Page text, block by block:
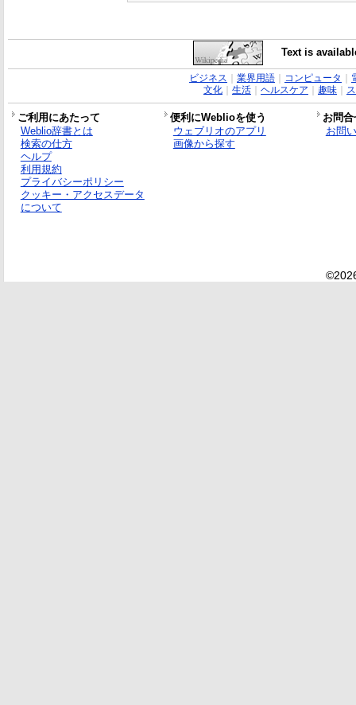
Text is
ビジネス 業界用語｜ コンピュータ
文化｜ 生活｜ ヘルスケア 趣味｜
ご利用にあたって 便利にWeblioを使う
お問
Weblio辞書とは
検索の仕方
ヘルプ
利用規約
プライバシーポリシー
クッキー・アクセスデータ
について
ウェブリオのアプリ
画像から探す
お問